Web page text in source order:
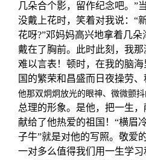
几朵合个影，留作纪念吧。”
没戴上花时，笑着对我说：“
花呀?”邓妈妈高兴地拿着几
戴在了胸前。此时此刻，我那
难以言表！顿时，在我的脑
国的繁荣和昌盛而日夜操劳
他那双炯炯放光的眼神、微微颤
总理的形象。是他，把一生，
献给了他热爱的祖国！“横眉
子牛”就是对他的写照。敬爱
一对多么值得我们用一生学习